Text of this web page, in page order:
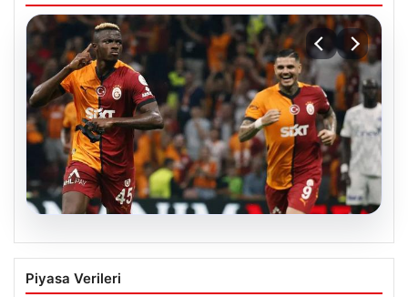
06.08.2026
Osimhen’den Icardi tepkisi! Yönetimin o
teklifini reddetti
Piyasa Verileri